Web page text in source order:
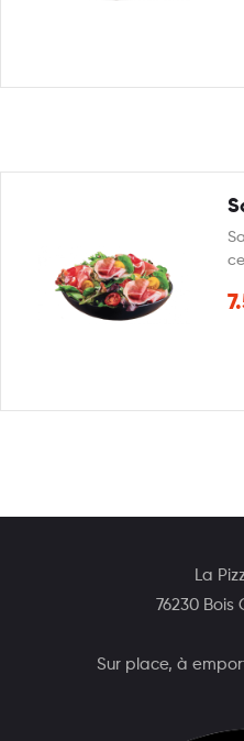
La
76230 Bois
Sur place, à